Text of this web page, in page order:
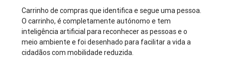
Carrinho de compras que identifica e segue uma pessoa.
O carrinho, é completamente autónomo e tem
inteligência artificial para reconhecer as pessoas e o
meio ambiente e foi desenhado para facilitar a vida a
cidadãos com mobilidade reduzida.